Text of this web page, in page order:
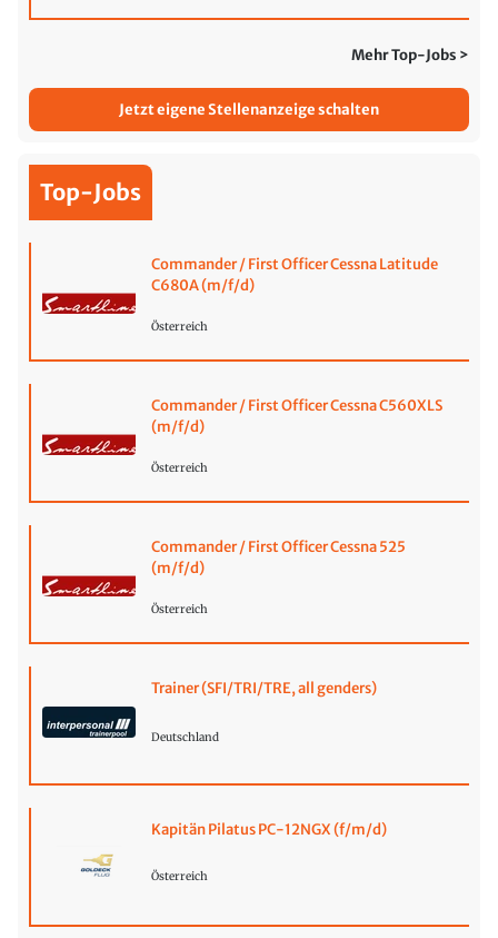
Mehr Top-Jobs >
Jetzt eigene Stellenanzeige schalten
Top-Jobs
Commander / First Officer Cessna Latitude
C680A (m/f/d)
Österreich
Commander / First Officer Cessna C560XLS
(m/f/d)
Österreich
Commander / First Officer Cessna 525
(m/f/d)
Österreich
Trainer (SFI/TRI/TRE, all genders)
Deutschland
Kapitän Pilatus PC-12NGX (f/m/d)
Österreich